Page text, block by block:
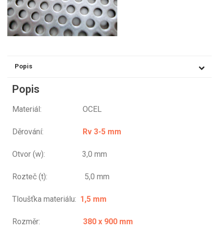
Popis
Popis
Materiál: OCEL
Děrování: Rv 3-5 mm
Otvor (w): 3,0 mm
Rozteč (t): 5,0 mm
Tloušťka materiálu: 1,5 mm
Rozměr: 380 x 900 mm